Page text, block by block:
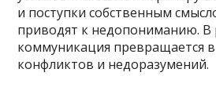
и поступки собственным
приводят к недопониманию. В
коммуникация превращается
конфликтов и недоразумений.